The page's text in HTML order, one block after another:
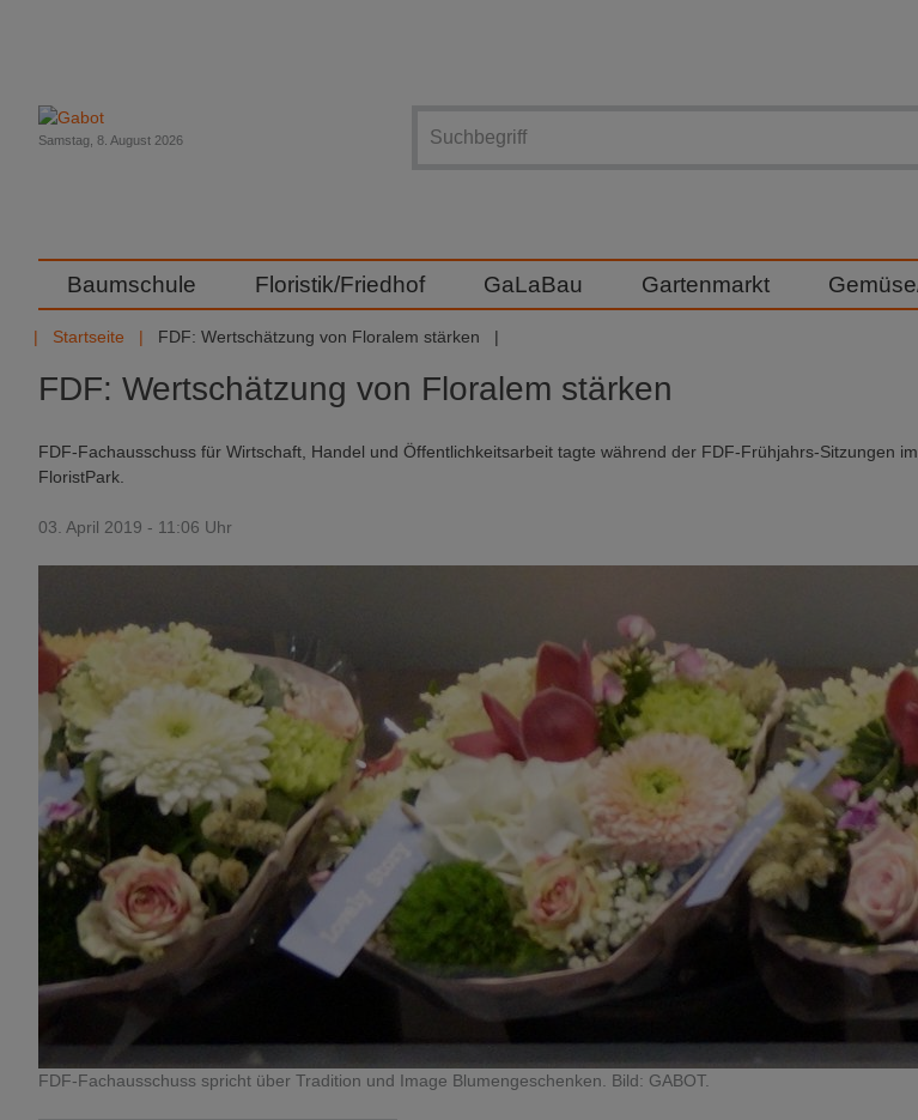
Samstag, 8. August 2026
Baumschule Floristik/Friedhof GaLaBau Gartenmarkt
Startseite FDF: Wertschätzung von Floralem stärken
FDF: Wertschätzung von Floralem stärken
FDF-Fachausschuss für Wirtschaft, Handel und Öffentlichkeitsarbeit tagte während der FDF-Frühjahrs-Sitzungen im
FloristPark.
03. April 2019 - 11:06 Uhr
FDF-Fachausschuss spricht über Tradition und Image Blumengeschenken. Bild: GABOT.